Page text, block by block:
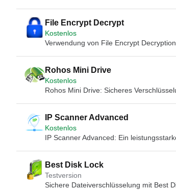
File Encrypt Decrypt
Kostenlos
Verwendung von File Encrypt Decryption
Rohos Mini Drive
Kostenlos
Rohos Mini Drive: Sicheres
IP Scanner Advanced
Kostenlos
IP Scanner Advanced: Ein
Best Disk Lock
Testversion
Sichere Dateiverschlüsselung mit Best